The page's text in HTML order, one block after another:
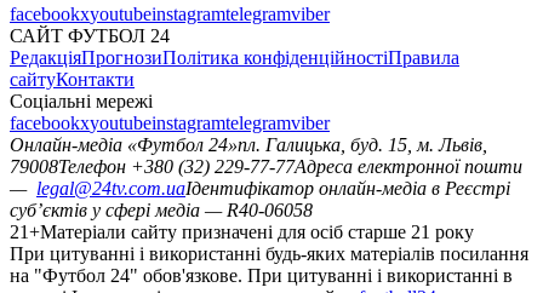
facebookxyoutubeinstagramtelegramviber
САЙТ ФУТБОЛ 24
РедакціяПрогнозиПолітика конфіденційностіПравила
сайтуКонтакти
Соціальні мережі
facebookxyoutubeinstagramtelegramviber
Онлайн-медіа «Футбол 24»пл. Галицька, буд. 15, м. Львів,
79008Телефон +380 (32) 229-77-77Адреса електронної пошти
— legal@24tv.com.uaІдентифікатор онлайн-медіа в Реєстрі
суб’єктів у сфері медіа — R40-06058
21+Матеріали сайту призначені для осіб старше 21 року
При цитуванні і використанні будь-яких матеріалів посилання
на "Футбол 24" обов'язкове. При цитуванні і використанні в